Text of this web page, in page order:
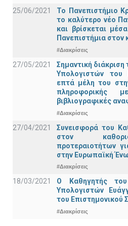
25/06/2021
Το Πανεπιστήμιο
το καλύτερο νέο
και βρίσκεται
Πανεπιστήμια στον
#Διακρίσεις
27/05/2021
Σημαντική
Υπολογιστών του
επτά μέλη του
πληροφορικής
βιβλιογραφικές
#Διακρίσεις
27/04/2021
Συνεισφορά του
στον
προτεραιοτήτων
στην Ευρωπαϊκή
#Διακρίσεις
18/03/2021
Ο Καθηγητής
Υπολογιστών
του Επιστημονικού
#Διακρίσεις